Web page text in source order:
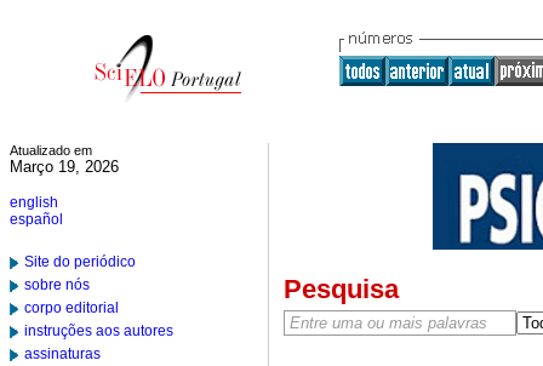
Atualizado em
Março 19, 2026
english
español
Site do periódico
sobre nós
corpo editorial
instruções aos autores
assinaturas
Pesquisa